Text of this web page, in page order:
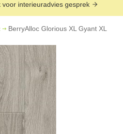
interieuradvies gesprek
BerryAlloc Glorious XL Gyant XL